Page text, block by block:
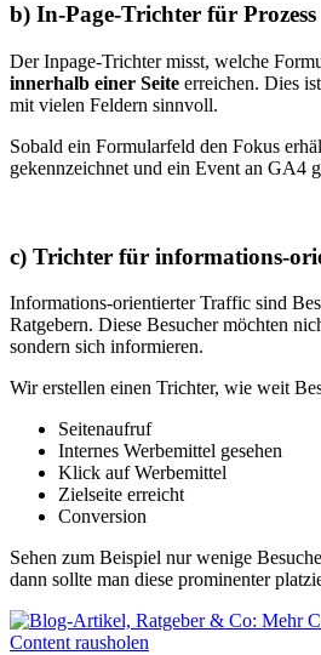
b) In-Page-Trichter für Prozess
Der Inpage-Trichter misst, welche
innerhalb einer Seite erreichen. Dies
mit vielen Feldern sinnvoll.
Sobald ein Formularfeld den Fokus
gekennzeichnet und ein Event an GA4
c) Trichter für informations-
Informations-orientierter Traffic sind
Ratgebern. Diese Besucher möchten
sondern sich informieren.
Wir erstellen einen Trichter, wie weit
Seitenaufruf
Internes Werbemittel gesehen
Klick auf Werbemittel
Zielseite erreicht
Conversion
Sehen zum Beispiel nur wenige
dann sollte man diese prominenter